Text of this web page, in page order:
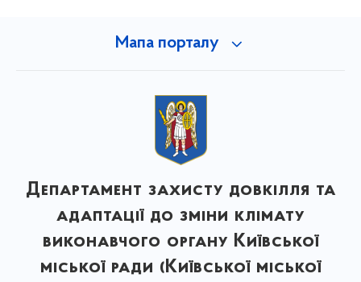
Мапа порталу
Департамент захисту довкілля та
адаптації до зміни клімату
виконавчого органу Київської
міської ради (Київської міської